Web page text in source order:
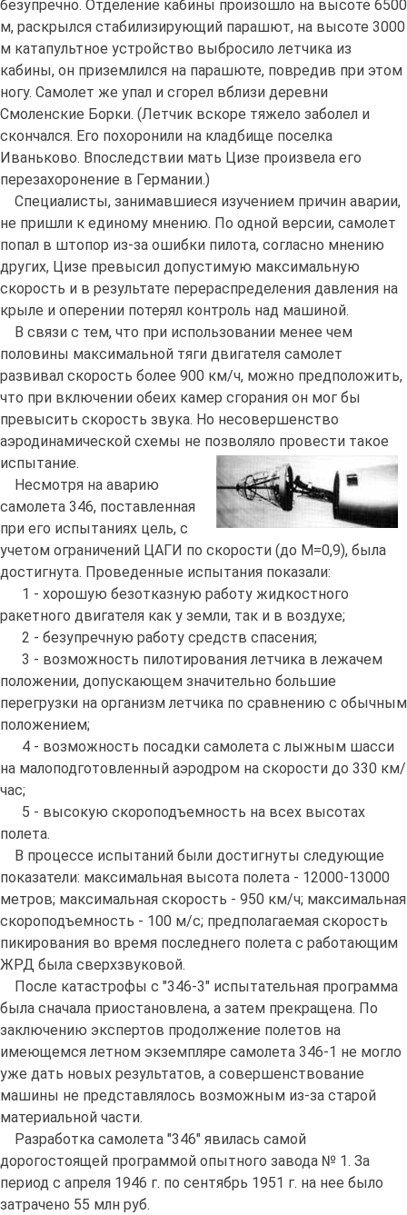
безупречно. Отделение кабины произошло на высоте 6500
м, раскрылся стабилизирующий парашют, на высоте 3000
м катапультное устройство выбросило летчика из
кабины, он приземлился на парашюте, повредив при этом
ногу. Самолет же упал и сгорел вблизи деревни
Смоленские Борки. (Летчик вскоре тяжело заболел и
скончался. Его похоронили на кладбище поселка
Иваньково. Впоследствии мать Цизе произвела его
перезахоронение в Германии.)
Специалисты, занимавшиеся изучением причин аварии,
не пришли к единому мнению. По одной версии, самолет
попал в штопор из-за ошибки пилота, согласно мнению
других, Цизе превысил допустимую максимальную
скорость и в результате перераспределения давления на
крыле и оперении потерял контроль над машиной.
В связи с тем, что при использовании менее чем
половины максимальной тяги двигателя самолет
развивал скорость более 900 км/ч, можно предположить,
что при включении обеих камер сгорания он мог бы
превысить скорость звука. Но несовершенство
аэродинамической схемы не позволяло провести такое
испытание.
Несмотря на аварию
самолета 346, поставленная
при его испытаниях цель, с
учетом ограничений ЦАГИ по скорости (до М=0,9), была
достигнута. Проведенные испытания показали:
1 - хорошую безотказную работу жидкостного
ракетного двигателя как у земли, так и в воздухе;
2 - безупречную работу средств спасения;
3 - возможность пилотирования летчика в лежачем
положении, допускающем значительно большие
перегрузки на организм летчика по сравнению с обычным
положением;
4 - возможность посадки самолета с лыжным шасси
на малоподготовленный аэродром на скорости до 330 км/
час;
5 - высокую скороподъемность на всех высотах
полета.
В процессе испытаний были достигнуты следующие
показатели: максимальная высота полета - 12000-13000
метров; максимальная скорость - 950 км/ч; максимальная
скороподъемность - 100 м/с; предполагаемая скорость
пикирования во время последнего полета с работающим
ЖРД была сверхзвуковой.
После катастрофы с "346-3" испытательная программа
была сначала приостановлена, а затем прекращена. По
заключению экспертов продолжение полетов на
имеющемся летном экземпляре самолета 346-1 не могло
уже дать новых результатов, а совершенствование
машины не представлялось возможным из-за старой
материальной части.
Разработка самолета "346" явилась самой
дорогостоящей программой опытного завода № 1. За
период с апреля 1946 г. по сентябрь 1951 г. на нее было
затрачено 55 млн руб.